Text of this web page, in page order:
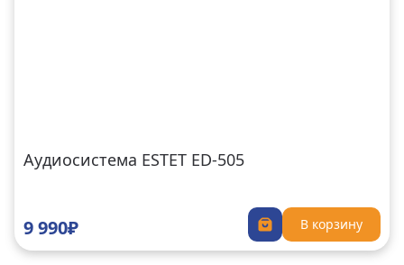
Аудиосистема ESTET ED-505
9 990₽ В корзину